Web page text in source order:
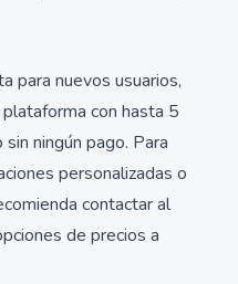
para nuevos usuarios,
con hasta 5
ningún pago. Para
personalizadas o
contactar al
de precios a